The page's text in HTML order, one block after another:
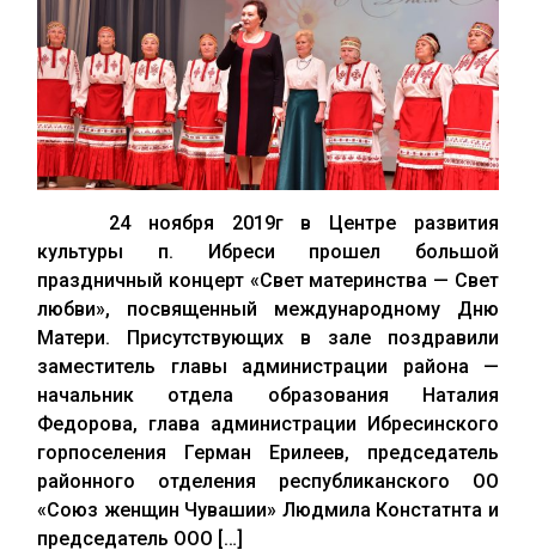
24 ноября 2019г в Центре развития
культуры п. Ибреси прошел большой
праздничный концерт «Свет материнства — Свет
любви», посвященный международному Дню
Матери. Присутствующих в зале поздравили
заместитель главы администрации района —
начальник отдела образования Наталия
Федорова, глава администрации Ибресинского
горпоселения Герман Ерилеев, председатель
районного отделения республиканского ОО
«Союз женщин Чувашии» Людмила Констатнта и
председатель ООО […]